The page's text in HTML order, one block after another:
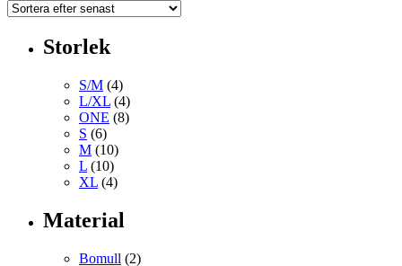
Storlek
S/M (4)
L/XL (4)
ONE (8)
S (6)
M (10)
L (10)
XL (4)
Material
Bomull (2)